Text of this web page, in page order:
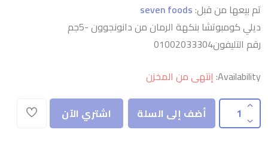
تم بيعها من قبل:seven foods
ديلي كومبوتشا بنكهة الرمان من دانونجوون -5جم
رقم التليفون01002033304
Availability: إنتهى من المخزن
أضف إلى السلة اشتري الآن